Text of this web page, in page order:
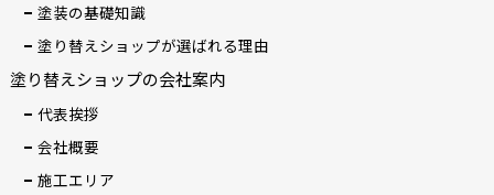
塗装の基礎知識
塗り替えショップが選ばれる理由
塗り替えショップの会社案内
代表挨拶
会社概要
施工エリア